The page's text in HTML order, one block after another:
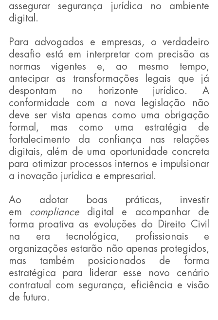
assegurar segurança jurídica no ambiente
digital.
Para advogados e empresas, o verdadeiro
desafio está em interpretar com precisão as
normas vigentes e, ao mesmo tempo,
antecipar as transformações legais que já
despontam no horizonte jurídico. A
conformidade com a nova legislação não
deve ser vista apenas como uma obrigação
formal, mas como uma estratégia de
fortalecimento da confiança nas relações
digitais, além de uma oportunidade concreta
para otimizar processos internos e impulsionar
a inovação jurídica e empresarial.
Ao adotar boas práticas, investir
em compliance digital e acompanhar de
forma proativa as evoluções do Direito Civil
na era tecnológica, profissionais e
organizações estarão não apenas protegidos,
mas também posicionados de forma
estratégica para liderar esse novo cenário
contratual com segurança, eficiência e visão
de futuro.